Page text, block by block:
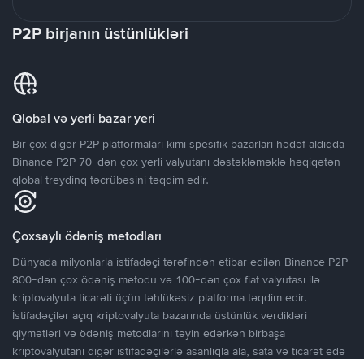
P2P birjanın üstünlükləri
Qlobal və yerli bazar yeri
Bir çox digər P2P platformaları kimi spesifik bazarları hədəf aldıqda
Binance P2P 70-dən çox yerli valyutanı dəstəkləməklə həqiqətən
qlobal treydinq təcrübəsini təqdim edir.
Çoxsaylı ödəniş metodları
Dünyada milyonlarla istifadəçi tərəfindən etibar edilən Binance P2P
800-dən çox ödəniş metodu və 100-dən çox fiat valyutası ilə
kriptovalyuta ticarəti üçün təhlükəsiz platforma təqdim edir.
İstifadəçilər açıq kriptovalyuta bazarında üstünlük verdikləri
qiymətləri və ödəniş metodlarını təyin edərkən birbaşa
kriptovalyutanı digər istifadəçilərlə asanlıqla ala, sata və ticarət edə